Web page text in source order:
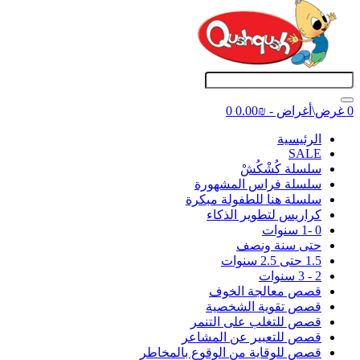
0 غرض\أغراض - ₪0.00 0
اﻟﺮﺋﻴﺴﻴﺔ
SALE
سلسلة كُشْكُشْ
سلسلة فراس المشهورة
سلسلة هنا للطفولة مبكرة
كراريس لتطوير الذكاء
0 -1 سنوات
حتى سنة ونصف
1.5 حتى 2.5 سنوات
2 - 3 سنوات
قصص معالجة الخوف
قصص تقوية الشخصية
قصص للتغلب على التنمر
قصص للتعبير عن المشاعر
قصص للوقاية من الوقوع بالمخاطر